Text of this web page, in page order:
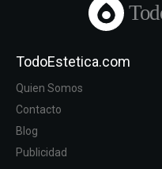
TodoEstetica.com
Quien Somos
Contacto
Blog
Publicidad